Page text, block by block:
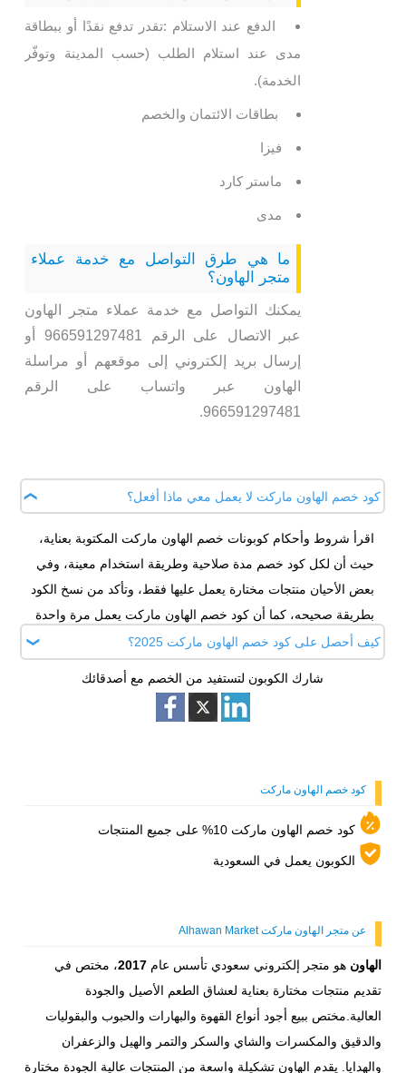
الدفع عند الاستلام :تقدر تدفع نقدًا أو ببطاقة
مدى عند استلام الطلب (حسب المدينة وتوفّر
الخدمة).
بطاقات الائتمان والخصم
فيزا
ماستر كارد
مدى
ما هي طرق التواصل مع خدمة عملاء
متجر الهاون؟
يمكنك التواصل مع خدمة عملاء متجر الهاون
عبر الاتصال على الرقم 966591297481 أو
إرسال بريد إلكتروني إلى موقعهم أو مراسلة
الهاون عبر واتساب على الرقم
966591297481.
كود خصم الهاون ماركت لا يعمل معي ماذا أفعل؟
اقرأ شروط وأحكام كوبونات خصم الهاون ماركت المكتوبة بعناية،
حيث أن لكل كود خصم مدة صلاحية وطريقة استخدام معينة، وفي
بعض الأحيان منتجات مختارة يعمل عليها فقط، وتأكد من نسخ الكود
بطريقة صحيحه، كما أن كود خصم الهاون ماركت يعمل مرة واحدة
فقط لكل مرة شراء.
كيف أحصل على كود خصم الهاون ماركت 2025؟
أحصل على أحدث كود خصم الهاون ماركت فوري من موقعنا
اطلب كوبون، استخدم كوبون الهاون ماركت على جميع منتجات
شارك الكوبون لتستفيد من الخصم مع أصدقائك
كود خصم الهاون ماركت
كود خصم الهاون ماركت 10% على جميع المنتجات
الكوبون يعمل في السعودية
عن متجر الهاون ماركت Alhawan Market
الهاون هو متجر إلكتروني سعودي تأسس عام 2017، مختص في
تقديم منتجات مختارة بعناية لعشاق الطعم الأصيل والجودة
العالية.مختص ببيع أجود أنواع القهوة والبهارات والحبوب والبقوليات
والدقيق والمكسرات والشاي والسكر والتمر والهيل والزعفران
والهدايا. يقدم الهاون تشكيلة واسعة من المنتجات عالية الجودة مختارة